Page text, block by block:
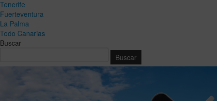
Tenerife
Fuerteventura
La Palma
Todo Canarias
Buscar